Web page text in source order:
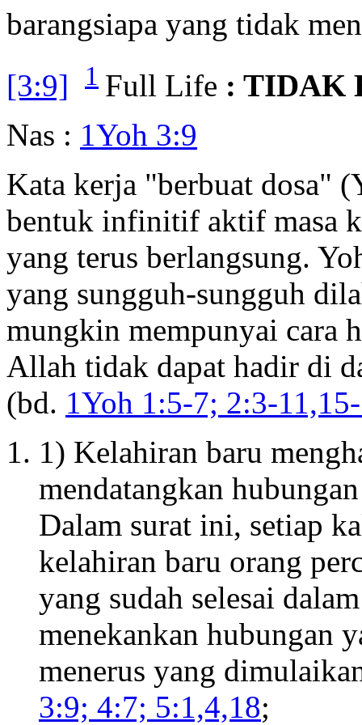
barangsiapa yang tidak
[3:9]
1 Full Life : TIDAK
Nas : 1Yoh 3:9
Kata kerja "berbuat dosa"
bentuk infinitif aktif masa
yang terus berlangsung.
yang sungguh-sungguh
mungkin mempunyai cara
Allah tidak dapat hadir di
(bd. 1Yoh 1:5-7; 2:3-
1) Kelahiran baru
mendatangkan
Dalam surat ini, setiap
kelahiran baru orang
yang sudah selesai
menekankan hubungan
menerus yang
3:9; 4:7; 5:1,4,18;